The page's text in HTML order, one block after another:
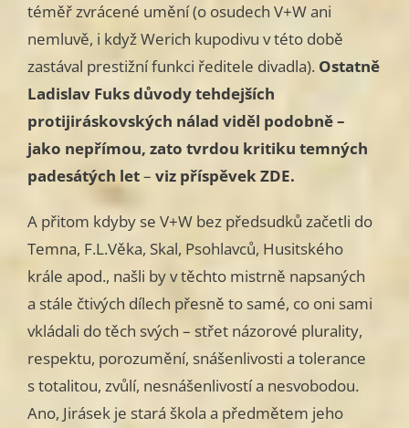
téměř zvrácené umění (o osudech V+W ani
nemluvě, i když Werich kupodivu v této době
zastával prestižní funkci ředitele divadla). Ostatně
Ladislav Fuks důvody tehdejších
protijiráskovských nálad viděl podobně –
jako nepřímou, zato tvrdou kritiku temných
padesátých let– viz příspěvek ZDE.
A přitom kdyby se V+W bez předsudků začetli do
Temna, F.L.Věka, Skal, Psohlavců, Husitského
krále apod., našli by v těchto mistrně napsaných
a stále čtivých dílech přesně to samé, co oni sami
vkládali do těch svých – střet názorové plurality,
respektu, porozumění, snášenlivosti a tolerance
s totalitou, zvůlí, nesnášenlivostí a nesvobodou.
Ano, Jirásek je stará škola a předmětem jeho